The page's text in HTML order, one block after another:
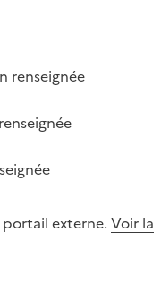
renseignée
externe. Voir la